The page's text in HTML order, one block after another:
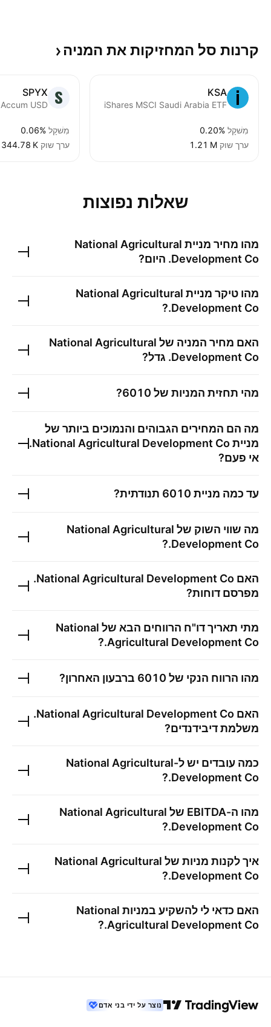
קרנות סל המחזיקות את המניה
KSA
iShares MSCI Saudi Arabia ETF
מִשׁקָל 0.20%
ערך שוק ‪1.21 M‬
SPYX
מִשׁקָל 0.06%
ערך שוק ‪344.78 K‬
שאלות נפוצות
מהו מחיר מניית National Agricultural
Development Co. היום?
מהו טיקר מניית National Agricultural
Development Co.
?
האם מחיר המניה של National Agricultural
Development Co. גדל?
מהי תחזית המניות של 6010
?
מה הם המחירים הגבוהים והנמוכים ביותר של
מנייתNational Agricultural Development Co.
אי פעם?
עד כמה מניית 6010 תנודתית?
מה שווי השוק של National Agricultural
Development Co.
?
האם National Agricultural Development Co.
מפרסם דוחות?
מתי תאריך דו"ח הרווחים הבא של National
Agricultural Development Co.
?
מהו הרווח הנקי של 6010 ברבעון האחרון?
האם National Agricultural Development Co.
משלמת דיבידנדים?
כמה עובדים יש ל-National Agricultural
Development Co.
?
מהו ה-EBITDA של
National Agricultural
Development Co.
?
איך לקנות מניות של National Agricultural
Development Co.
?
האם כדאי לי להשקיע במניות National
Agricultural Development Co.
?
נוצר על ידי בני אדם